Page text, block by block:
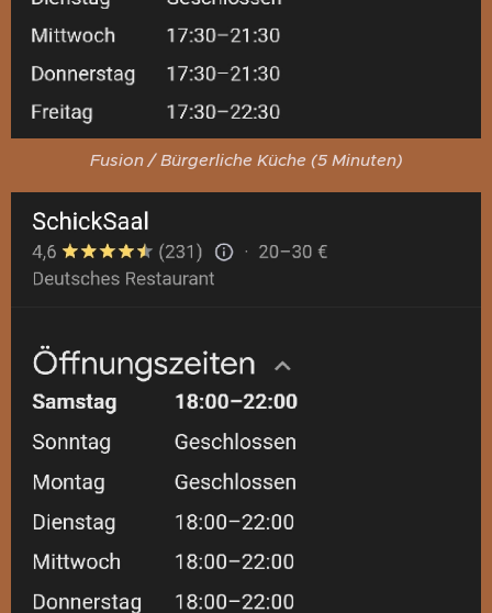
Fusion / Bürgerliche Küche (5 Minuten)